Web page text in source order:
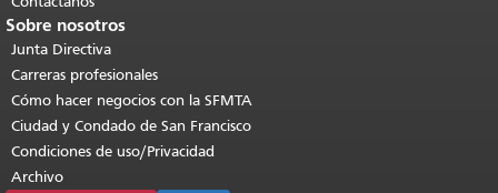
Sobre nosotros
Junta Directiva
Carreras profesionales
Cómo hacer negocios con la SFMTA
Ciudad y Condado de San Francisco
Condiciones de uso/Privacidad
Archivo